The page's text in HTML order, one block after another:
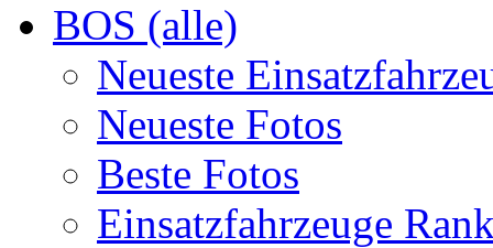
BOS (alle)
Neueste
Neueste Fotos
Beste Fotos
Einsatzfahrzeuge